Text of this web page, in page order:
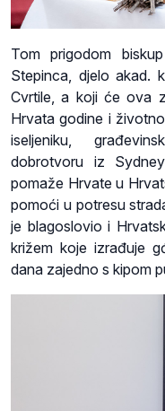
Tom prigodom
Stepinca, djelo akad.
Cvrtile, a koji će ova
Hrvata godine i
iseljeniku,
dobrotvoru iz
pomaže Hrvate u
pomoći u potresu
je blagoslovio i
križem koje izrađuje
dana zajedno s kipom